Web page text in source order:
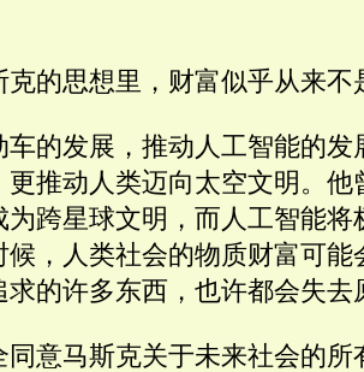
克的思想里，财富似乎从来不
车的发展，推动人工智能的发
更推动人类迈向太空文明。他
为跨星球文明，而人工智能将
候，人类社会的物质财富可能
求的许多东西，也许都会失去
同意马斯克关于未来社会的所